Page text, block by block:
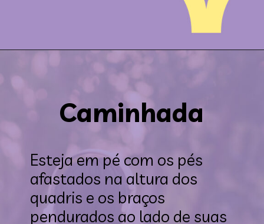
Caminhada
Esteja em pé com os pés
afastados na altura dos
quadris e os braços
pendurados ao lado de suas